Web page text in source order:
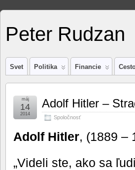
Peter Rudzan
Svet Politika Financie
Adolf Hitler –
Spoločnosť
máj
14
2014
Adolf Hitler, (1889 –
„Videli ste, ako sa